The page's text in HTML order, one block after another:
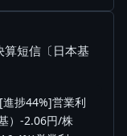
短信〔日本基
進捗44%]営業利
）-2.06円/株